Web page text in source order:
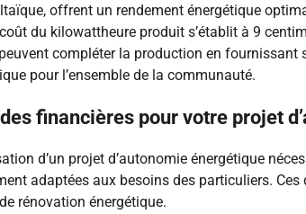
offrent un rendement énergétique
du kilowattheure produit s’établit à 9
compléter la production en
pour l’ensemble de la communauté.
financières pour votre projet
d’un projet d’autonomie énergétique
adaptées aux besoins des particuliers.
rénovation énergétique.